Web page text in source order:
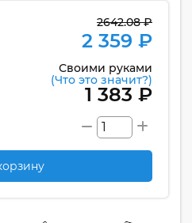
2642.08 ₽
2 359 ₽
Своими руками
(Что это значит?)
1 383 ₽